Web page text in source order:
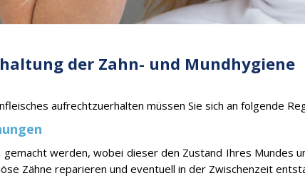
der Zahn- und Mundhygiene
aufrechtzuerhalten müssen Sie sich an folgende
werden, wobei dieser den Zustand Ihres Mundes
Zähne reparieren und eventuell in der Zwischenzeit